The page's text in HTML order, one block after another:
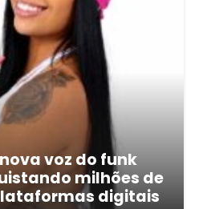
voz do funk
milhões de
digitais